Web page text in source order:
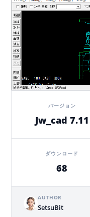
バージョン
Jw_cad 7.11
ダウンロード
68
AUTHOR
SetsuBit